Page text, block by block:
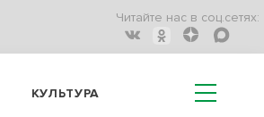
Читайте нас в соц.сетях:
КУЛЬТУРА